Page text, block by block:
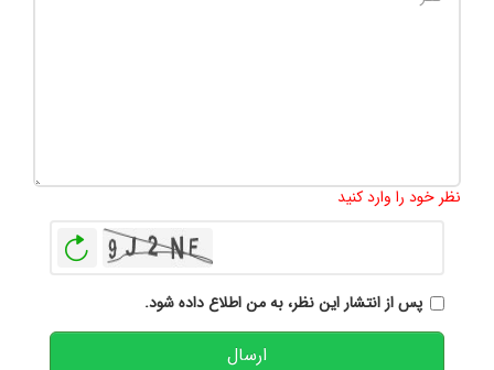
نظر خود را وارد کنید
پس از انتشار این نظر، به من اطلاع داده شود.
ارسال